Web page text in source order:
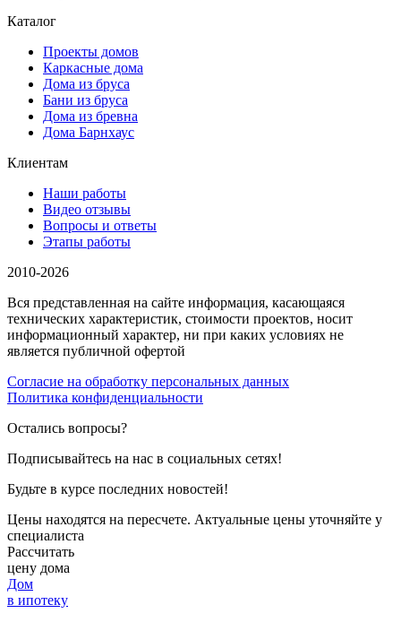
Каталог
Проекты домов
Каркасные дома
Дома из бруса
Бани из бруса
Дома из бревна
Дома Барнхаус
Клиентам
Наши работы
Видео отзывы
Вопросы и ответы
Этапы работы
2010-2026
Вся представленная на сайте информация, касающаяся
технических характеристик, стоимости проектов, носит
информационный характер, ни при каких условиях не
является публичной офертой
Согласие на обработку персональных данных
Политика конфиденциальности
Остались вопросы?
Подписывайтесь на нас в социальных сетях!
Будьте в курсе последних новостей!
Цены находятся на пересчете. Актуальные цены уточняйте у
специалиста
Рассчитать
цену дома
Дом
в ипотеку